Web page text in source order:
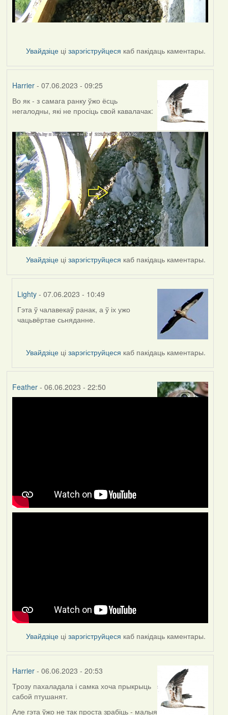
Увайдзіце цізарэгіструйцеся каб пакідаць каментары.
Harrier- 07.06.2023 - 09:25
Во як - з самага ранку ўжо ёсць
негалодны, які не просіць свой кавалачак:
Увайдзіце цізарэгіструйцеся каб пакідаць каментары.
Lighty - 07.06.2023 - 10:49
In
reply
Harrier
Гэта ў чалавекаў ранак, а ў іх ужо
чацьвёртае сьняданне.
Увайдзіце цізарэгіструйцеся каб пакідаць каментары.
Feather- 06.06.2023 - 22:50
Увайдзіце цізарэгіструйцеся каб пакідаць каментары.
Harrier- 06.06.2023 - 20:53
Трозу пахаладала і самка хоча прыкрыць
сабой птушанят.
Але гэта ўжо не так проста зрабіць - малыя